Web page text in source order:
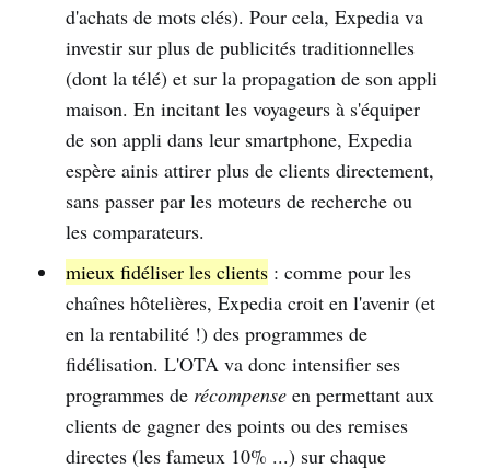
d'achats de mots clés). Pour cela, Expedia va
investir sur plus de publicités traditionnelles
(dont la télé) et sur la propagation de son appli
maison. En incitant les voyageurs à s'équiper
de son appli dans leur smartphone, Expedia
espère ainis attirer plus de clients directement,
sans passer par les moteurs de recherche ou
les comparateurs.
mieux fidéliser les clients: comme pour les
chaînes hôtelières, Expedia croit en l'avenir (et
en la rentabilité !) des programmes de
fidélisation. L'OTA va donc intensifier ses
programmes de récompenseen permettant aux
clients de gagner des points ou des remises
directes (les fameux 10% ...) sur chaque